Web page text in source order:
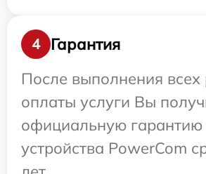
4
Гарантия
После выполнения всех
оплаты услуги Вы
официальную гарантию
устройства PowerCom